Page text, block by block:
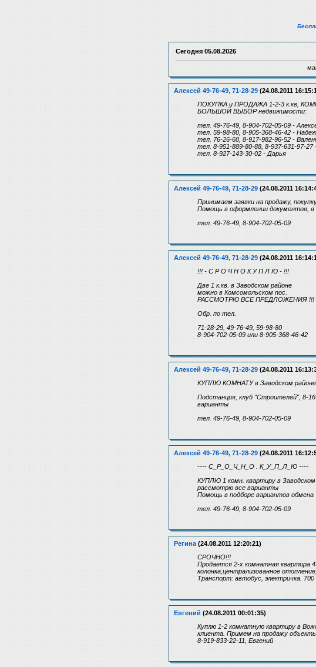
Сегодня 05.08.2026
Алексей 49-76-49, 71-28-29 (24.08.2011
ПОКУПКА и ПРОДАЖА 1-2-3 к.кв,
БОЛЬШОЙ ВЫБОР недвижимости:
тел. 49-76-49, 8-904-702-05-09 -
тел. 59-98-80, 8-905-368-46-42 -
тел. 76-26-60, 8-917-982-96-52 -
тел. 8-951-889-80-88, 8-937-631-97-27
тел. 8-927-143-30-02 - Дарья
Алексей 49-76-49, 71-28-29 (24.08.2011
Принимаем заявки на продажу,
Помощь в оформлении документов, в
тел. 49-76-49, 8-904-702-05-09
Алексей 49-76-49, 71-28-29 (24.08.2011
!!! - С Р О Ч Н О К У П Л Ю - !!!
Две 1 к.кв. в Заводском районе
можно в Комсомольском пос.
РАССМОТРЮ ВСЕ ПРЕДЛОЖЕНИЯ !!!
Обр. по тел.
71-28-29, 49-76-49, 59-98-80
8-904-702-05-09 или 8-905-368-46-42
Алексей 49-76-49, 71-28-29 (24.08.2011
КУПЛЮ КОМНАТУ в Заводском районе
Подстанция, клуб "Строителей", 8-
варианты
тел. 49-76-49, 8-904-702-05-09
Алексей 49-76-49, 71-28-29 (24.08.2011
---- С_Р_О_Ч_Н_О . К_У_П_Л_Ю ----
КУПЛЮ 1 комн. квартиру в
рассмотрю все варианты
Помощь в подборе вариантов обмена
тел. 49-76-49, 8-904-702-05-09
Регина (24.08.2011 12:20:21)
СРОЧНО!!!
Продается 2-х комнатная квартира
колонка,централизованное
Транспорт: автобус, электричка.
Евгений (24.08.2011 00:01:35)
Куплю 1-2 комнатную квартиру в
клиента. Примем на продажу
8-919-833-22-11, Евгений